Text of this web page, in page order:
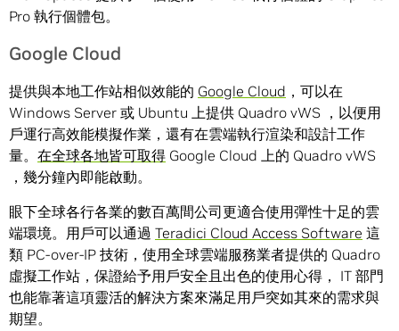
Pro 執行個體包。
Google Cloud
提供與本地工作站相似效能的 Google Cloud ，可以在
Windows Server 或 Ubuntu 上提供 Quadro vWS ，以便用
戶運行高效能模擬作業，還有在雲端執行渲染和設計工作
量。 在全球各地皆可取得 Google Cloud 上的 Quadro vWS
，幾分鐘內即能啟動。
眼下全球各行各業的數百萬間公司更適合使用彈性十足的雲
端環境。用戶可以通過 Teradici Cloud Access Software 這
類 PC-over-IP 技術，使用全球雲端服務業者提供的 Quadro
虛擬工作站，保證給予用戶安全且出色的使用心得， IT 部門
也能靠著這項靈活的解決方案來滿足用戶突如其來的需求與
期望。